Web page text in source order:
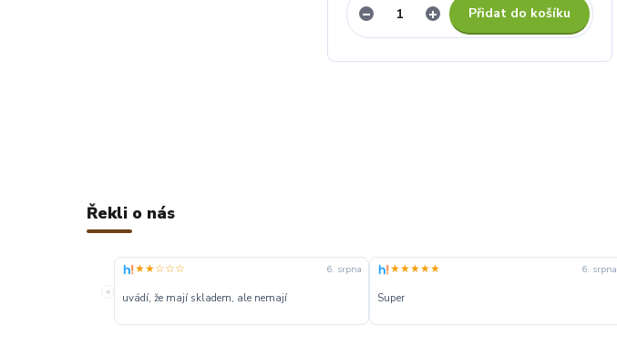
Přidat do košíku
Řekli o nás
«
★★☆☆☆ 6. srpna
uvádí, že mají skladem, ale nemají
★★★★★ 6. srpna
Super